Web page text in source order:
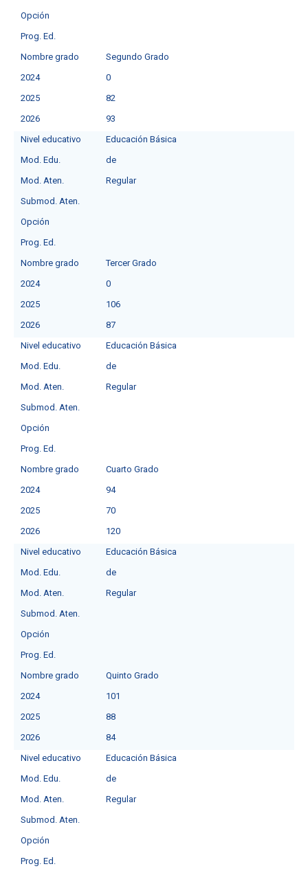
Opción
Prog. Ed.
Nombre grado
Segundo Grado
2024
0
2025
82
2026
93
Nivel educativo
Educación Básica
Mod. Edu.
de
Mod. Aten.
Regular
Submod. Aten.
Opción
Prog. Ed.
Nombre grado
Tercer Grado
2024
0
2025
106
2026
87
Nivel educativo
Educación Básica
Mod. Edu.
deㅤ
Mod. Aten.
Regular
Submod. Aten.
Opción
Prog. Ed.
Nombre grado
Cuarto Grado
2024
94
2025
70
2026
120
Nivel educativo
Educación Básica
Mod. Edu.
deㅤ
Mod. Aten.
Regular
Submod. Aten.
Opción
Prog. Ed.
Nombre grado
Quinto Grado
2024
101
2025
88
2026
84
Nivel educativo
Educación Básica
Mod. Edu.
deㅤ
Mod. Aten.
Regular
Submod. Aten.
Opción
Prog. Ed.